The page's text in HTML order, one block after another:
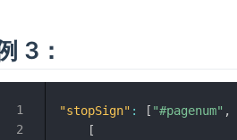
3：
"stopSign" : [ "#pagenum" ,
[